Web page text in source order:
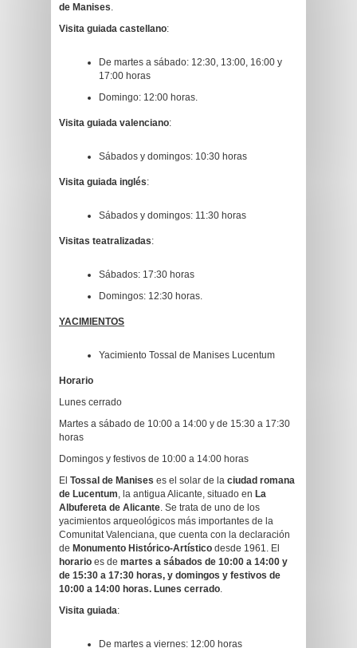
de Manises.
Visita guiada castellano:
De martes a sábado: 12:30, 13:00, 16:00 y
17:00 horas
Domingo: 12:00 horas.
Visita guiada valenciano:
Sábados y domingos: 10:30 horas
Visita guiada inglés:
Sábados y domingos: 11:30 horas
Visitas teatralizadas:
Sábados: 17:30 horas
Domingos: 12:30 horas.
YACIMIENTOS
Yacimiento Tossal de Manises Lucentum
Horario
Lunes cerrado
Martes a sábado de 10:00 a 14:00 y de 15:30 a 17:30
horas
Domingos y festivos de 10:00 a 14:00 horas
El Tossal de Manises es el solar de la ciudad romana
de Lucentum, la antigua Alicante, situado en La
Albufereta de Alicante. Se trata de uno de los
yacimientos arqueológicos más importantes de la
Comunitat Valenciana, que cuenta con la declaración
de Monumento Histórico-Artístico desde 1961. El
horario es de martes a sábados de 10:00 a 14:00 y
de 15:30 a 17:30 horas, y domingos y festivos de
10:00 a 14:00 horas. Lunes cerrado.
Visita guiada:
De martes a viernes: 12:00 horas